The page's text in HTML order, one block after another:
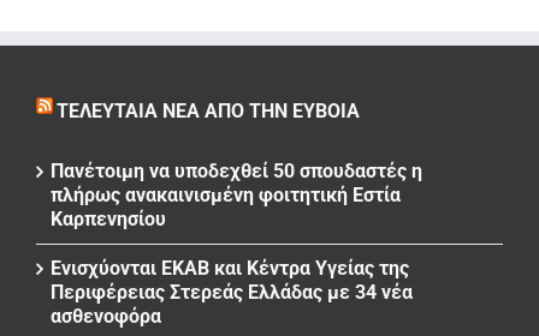
ΤΕΛΕΥΤΑΊΑ ΝΈΑ ΑΠΌ ΤΗΝ ΕΎΒΟΙΑ
Πανέτοιμη να υποδεχθεί 50 σπουδαστές η
πλήρως ανακαινισμένη φοιτητική Εστία
Καρπενησίου
Ενισχύονται ΕΚΑΒ και Κέντρα Υγείας της
Περιφέρειας Στερεάς Ελλάδας με 34 νέα
ασθενοφόρα